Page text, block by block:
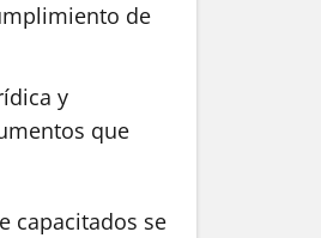
de
y
que
capacitados se